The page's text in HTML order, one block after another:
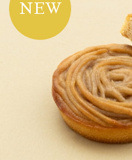
NEW